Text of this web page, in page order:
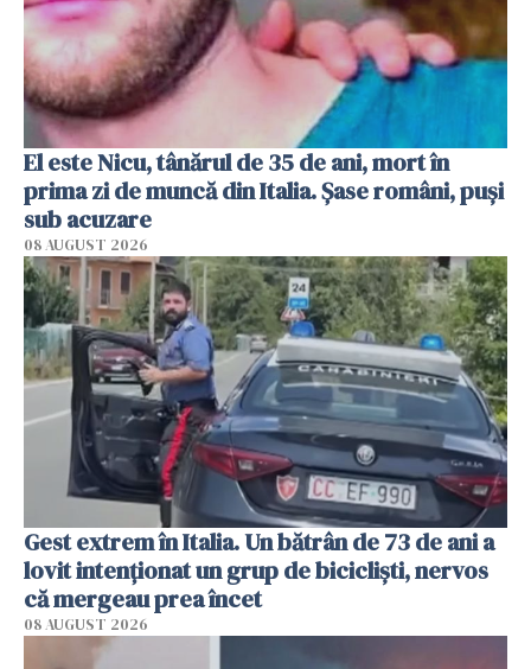
El este Nicu, tânărul de 35 de ani, mort în
prima zi de muncă din Italia. Șase români, puși
sub acuzare
08 AUGUST 2026
Gest extrem în Italia. Un bătrân de 73 de ani a
lovit intenționat un grup de bicicliști, nervos
că mergeau prea încet
08 AUGUST 2026